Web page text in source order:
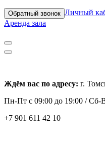
Обратный звонок Личный
Аренда зала
Ждём вас по адресу: г.
Пн-Пт с 09:00 до 19:00 /Сб-
+7 901 611 42 10